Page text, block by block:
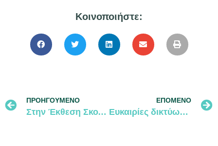
Κοινοποιήστε:
ΠΡΟΗΓΟΎΜΕΝΟ
Στην Έκθεση Σκοποβολής, Κυνηγίου & Άγριας Ζωής, 2023
ΕΠΌΜΕΝΟ
Ευκαιρίες δικτύωσης, Οκτώβριος 2023